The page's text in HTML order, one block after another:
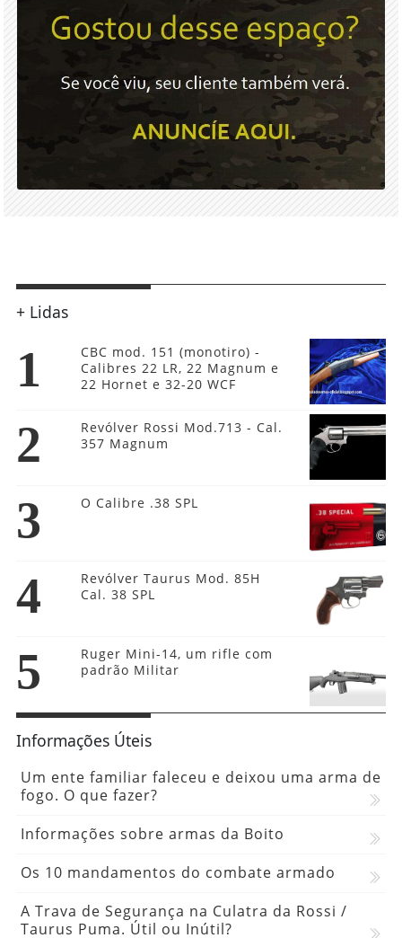
+ Lidas
1
CBC mod. 151 (monotiro) -
Calibres 22 LR, 22 Magnum e
22 Hornet e 32-20 WCF
2
Revólver Rossi Mod.713 - Cal.
357 Magnum
3 O Calibre .38 SPL
4
Revólver Taurus Mod. 85H
Cal. 38 SPL
5
Ruger Mini-14, um rifle com
padrão Militar
Informações Úteis
Um ente familiar faleceu e deixou uma arma de
fogo. O que fazer?
Informações sobre armas da Boito
Os 10 mandamentos do combate armado
A Trava de Segurança na Culatra da Rossi /
Taurus Puma. Útil ou Inútil?